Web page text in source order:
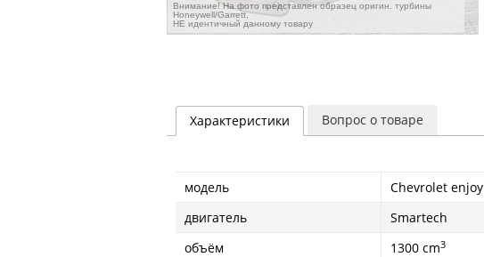
Внимание! На фото представлен образец оригин. турбины
Honeywell/Garrett,
НЕ идентичный данному товару
Характеристики Вопрос о товаре
модель
Chevrolet enjoy
двигатель
Smartech
объём
1300 cm3